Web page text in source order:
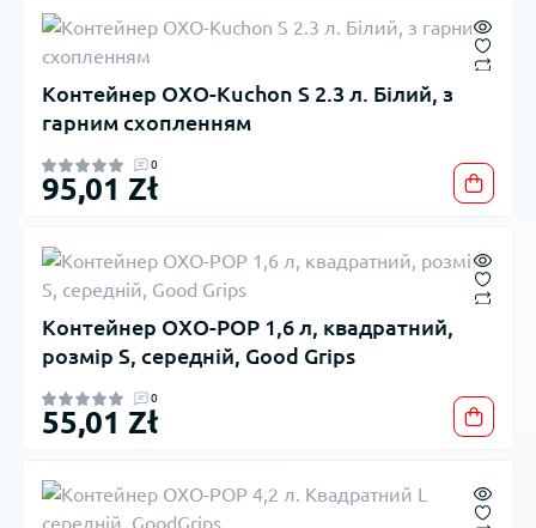
Контейнер OXO-Kuchon S 2.3 л. Білий, з
гарним схопленням
0
95,01 Zł
Контейнер OXO-POP 1,6 л, квадратний,
розмір S, середній, Good Grips
0
55,01 Zł